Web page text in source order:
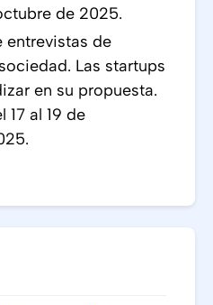
de 2025.
entrevistas de
Las startups
en su propuesta.
17 al 19 de